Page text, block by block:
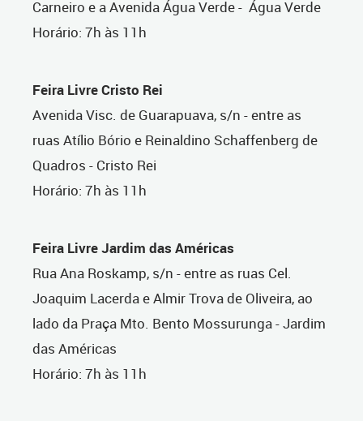
Carneiro e a Avenida Água Verde - Água Verde
Horário: 7h às 11h
Feira Livre Cristo Rei
Avenida Visc. de Guarapuava, s/n - entre as
ruas Atílio Bório e Reinaldino Schaffenberg de
Quadros - Cristo Rei
Horário: 7h às 11h
Feira Livre Jardim das Américas
Rua Ana Roskamp, s/n - entre as ruas Cel.
Joaquim Lacerda e Almir Trova de Oliveira, ao
lado da Praça Mto. Bento Mossurunga - Jardim
das Américas
Horário: 7h às 11h